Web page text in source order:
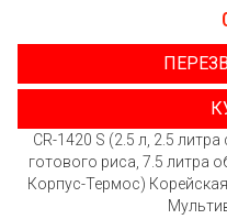
CR-1420 S (2.5 л, 2.5
готового риса, 7.5 литра
Корпус-Термос)